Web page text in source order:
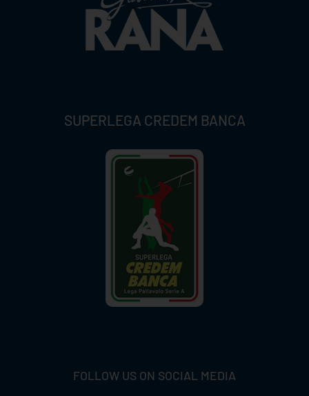
SUPERLEGA CREDEM BANCA
FOLLOW US ON SOCIAL MEDIA